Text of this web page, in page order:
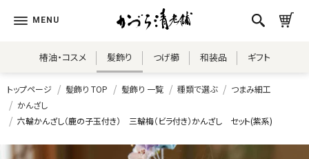
椿油・コスメ 髪飾り つげ櫛 和装品 ギフト
トップページ 髪飾り TOP 髪飾り 一覧 種類で選ぶ
つまみ細工
かんざし
六輪かんざし（鹿の子玉付き） 三輪梅（ビラ付き）かんざし セット(紫系)